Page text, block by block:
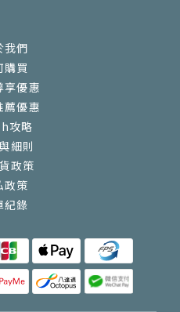
我們
購買
享優惠
薦優惠
攻略
細則
政策
政策
紀錄